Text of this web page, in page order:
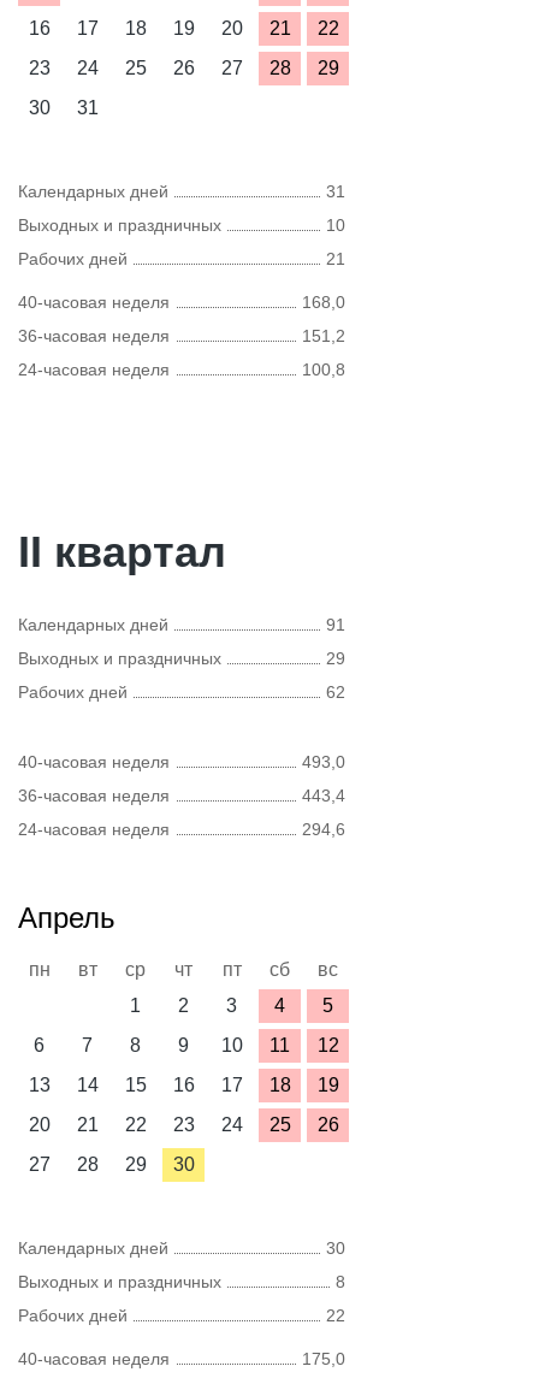
16
17 18 19 20 21
22
23
24 25 26 27 28
29
30
31
Календарных дней
31
Выходных и праздничных
10
Рабочих дней
21
40-часовая неделя
168,0
36-часовая неделя
151,2
24-часовая неделя
100,8
II квартал
Календарных дней
91
Выходных и праздничных
29
Рабочих дней
62
40-часовая неделя
493,0
36-часовая неделя
443,4
24-часовая неделя
294,6
Апрель
пн вт ср чт пт сб
вс
1
2 3 4
5
6
7 8 9 10 11
12
13
14 15 16 17 18
19
20
21 22 23 24 25
26
27
28 29 30
Календарных дней
30
Выходных и праздничных
8
Рабочих дней
22
40-часовая неделя
175,0